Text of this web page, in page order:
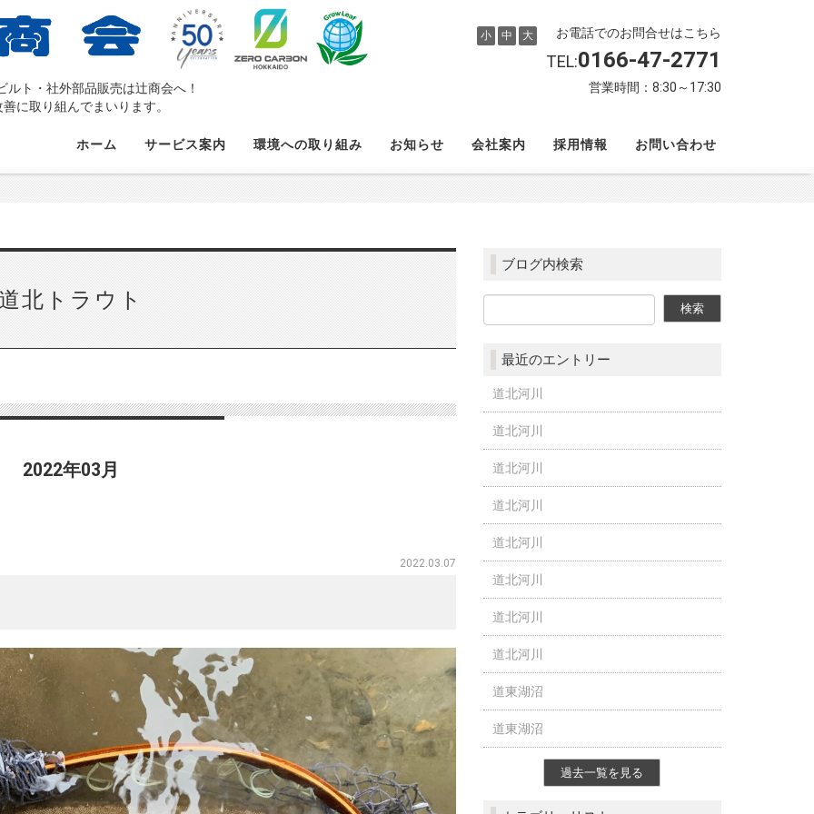
ト・社外部品販売は辻󠄀商会へ！
に取り組んでまいります。
お電話でのお問合せはこちら
TEL:0166-47-2771
営業時間：8:30～17:30
小 中 大
ホーム サービス案内 環境への取り組み お知らせ 会社案内 採用情報 お問い合わせ
北トラウト
2022年03月
2022.03.07
ブログ内検索
最近のエントリー
道北河川
道北河川
道北河川
道北河川
道北河川
道北河川
道北河川
道北河川
道東湖沼
道東湖沼
過去一覧を見る